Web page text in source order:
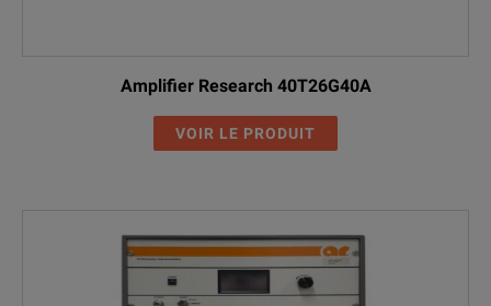
Amplifier Research 40T26G40A
VOIR LE PRODUIT